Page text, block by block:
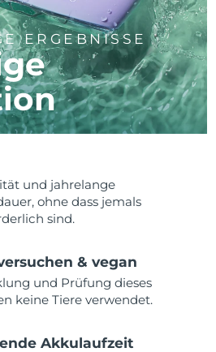
ERGEBNISSE
und jahrelange
ohne dass jemals
sind.
& vegan
und Prüfung dieses
keine Tiere verwendet.
Akkulaufzeit